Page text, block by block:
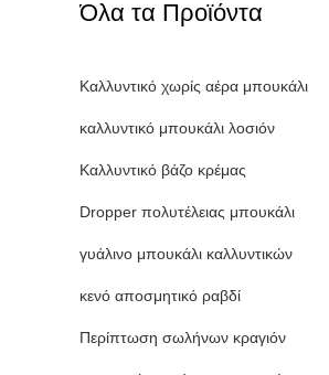
Όλα τα Προϊόντα
Καλλυντικό χωρίς αέρα μπουκάλι
καλλυντικό μπουκάλι λοσιόν
Καλλυντικό βάζο κρέμας
Dropper πολυτέλειας μπουκάλι
γυάλινο μπουκάλι καλλυντικών
κενό αποσμητικό ραβδί
Περίπτωση σωλήνων κραγιόν